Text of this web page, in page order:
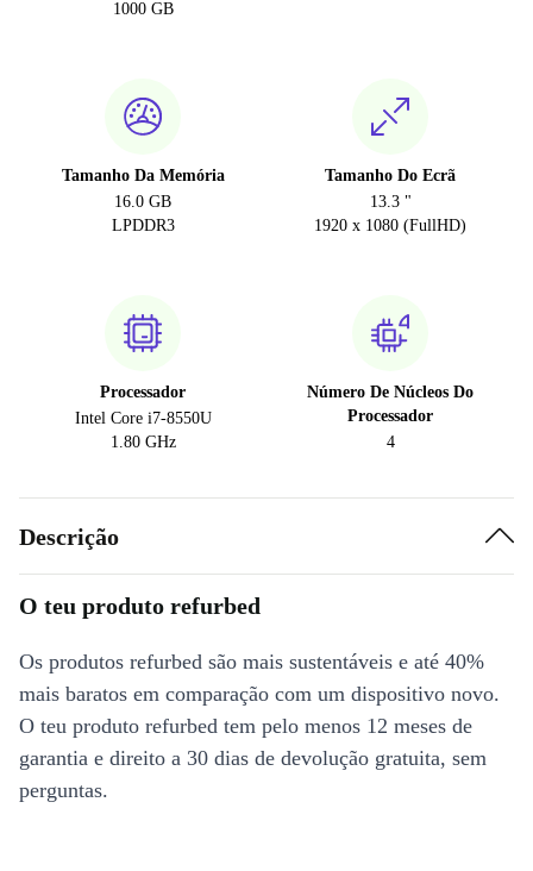
1000 GB
Tamanho Da Memória
16.0 GB
LPDDR3
Tamanho Do Ecrã
13.3 "
1920 x 1080 (FullHD)
Processador
Intel Core i7-8550U
1.80 GHz
Número De Núcleos Do
Processador
4
Descrição
O teu produto refurbed
Os produtos refurbed são mais sustentáveis e até 40%
mais baratos em comparação com um dispositivo novo.
O teu produto refurbed tem pelo menos 12 meses de
garantia e direito a 30 dias de devolução gratuita, sem
perguntas.